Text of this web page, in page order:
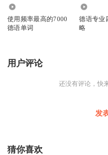
使用频率最高的7000
德语单词
德语专业
略
用户评论
还没有评论，快
发
猜你喜欢